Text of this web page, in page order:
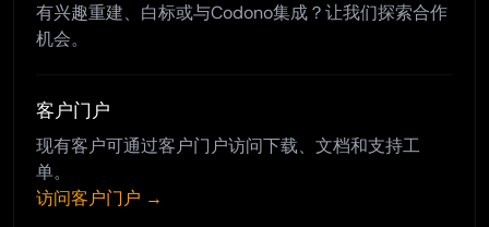
有兴趣重建、白标或与Codono集成？让我们探索合作
机会。
客户门户
现有客户可通过客户门户访问下载、文档和支持工
单。
访问客户门户 →